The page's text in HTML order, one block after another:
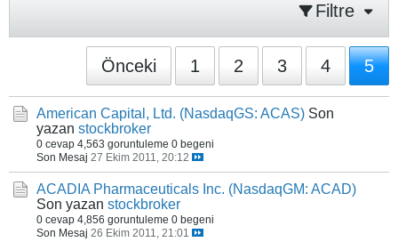
Filtre
Önceki 1 2 3 4 5
American Capital, Ltd. (NasdaqGS: ACAS) Son
yazan stockbroker
0 cevap 4,563 goruntuleme 0 begeni
Son Mesaj 27 Ekim 2011, 20:12
ACADIA Pharmaceuticals Inc. (NasdaqGM: ACAD)
Son yazan stockbroker
0 cevap 4,856 goruntuleme 0 begeni
Son Mesaj 26 Ekim 2011, 21:01